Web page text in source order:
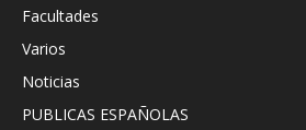
Facultades
Varios
Noticias
PUBLICAS ESPAÑOLAS